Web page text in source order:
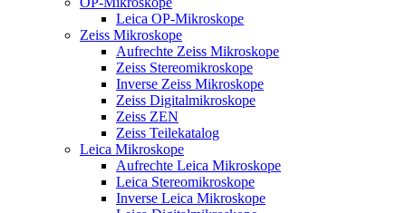
Leica OP-Mikroskope
Zeiss Mikroskope
Aufrechte Zeiss Mikroskope
Zeiss Stereomikroskope
Inverse Zeiss Mikroskope
Zeiss Digitalmikroskope
Zeiss ZEN
Zeiss Teilekatalog
Leica Mikroskope
Aufrechte Leica Mikroskope
Leica Stereomikroskope
Inverse Leica Mikroskope